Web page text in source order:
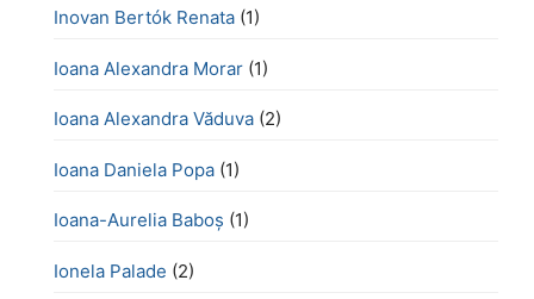
Inovan Bertók Renata (1)
Ioana Alexandra Morar (1)
Ioana Alexandra Văduva (2)
Ioana Daniela Popa (1)
Ioana-Aurelia Baboș (1)
Ionela Palade (2)